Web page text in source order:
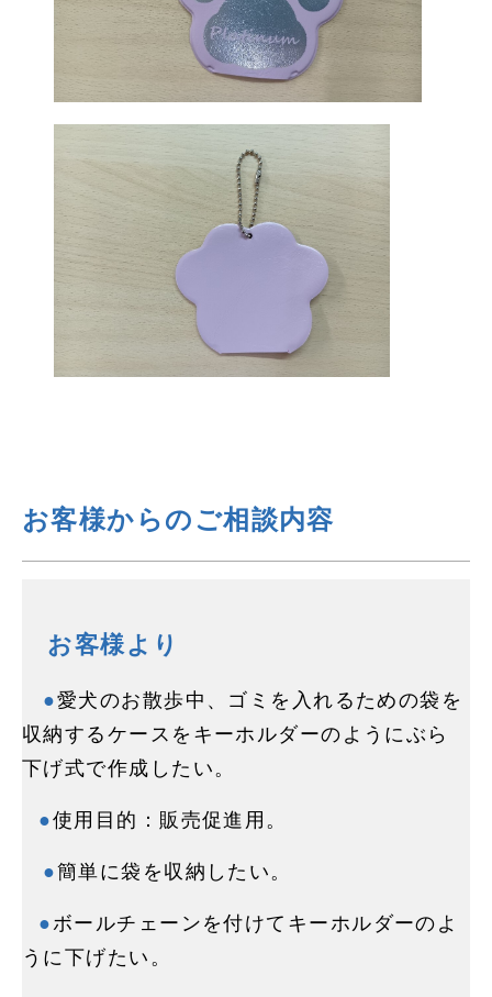
お客様からのご相談内容
お客様より
●愛犬のお散歩中、ゴミを入れるための袋を
収納するケースをキーホルダーのようにぶら
下げ式で作成したい。
●使用目的：販売促進用。
●簡単に袋を収納したい。
●ボールチェーンを付けてキーホルダーのよ
うに下げたい。